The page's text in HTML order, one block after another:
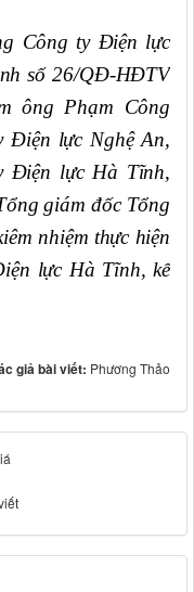
Công ty Điện lực
số 26/QĐ-HĐTV
ông Phạm Công
Điện lực Nghệ An,
Điện lực Hà Tĩnh,
giám đốc Tổng
nhiệm thực hiện
lực Hà Tĩnh, kể
giả bài viết: Phương Thảo